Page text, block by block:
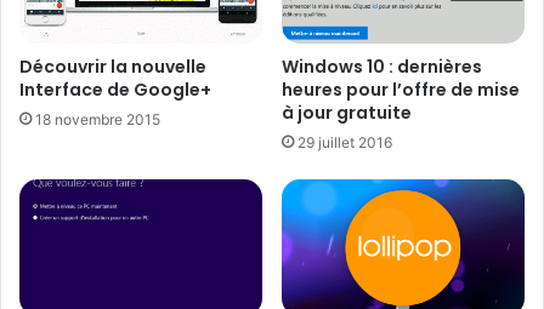
Découvrir la nouvelle
Interface de Google+
18 novembre 2015
Windows 10 : dernières
heures pour l’offre de mise
à jour gratuite
29 juillet 2016